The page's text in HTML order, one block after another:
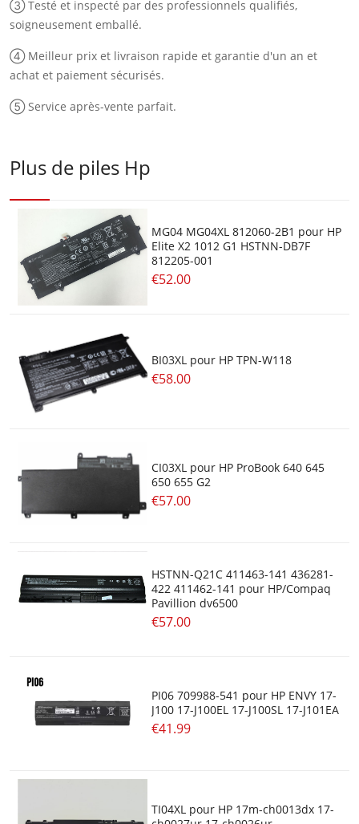
③ Testé et inspecté par des professionnels qualifiés,
soigneusement emballé.
④ Meilleur prix et livraison rapide et garantie d'un an et
achat et paiement sécurisés.
⑤ Service après-vente parfait.
Plus de piles Hp
MG04 MG04XL 812060-2B1 pour HP
Elite X2 1012 G1 HSTNN-DB7F
812205-001
€52.00
BI03XL pour HP TPN-W118
€58.00
CI03XL pour HP ProBook 640 645
650 655 G2
€57.00
HSTNN-Q21C 411463-141 436281-
422 411462-141 pour HP/Compaq
Pavillion dv6500
€57.00
PI06 709988-541 pour HP ENVY 17-
J100 17-J100EL 17-J100SL 17-J101EA
€41.99
TI04XL pour HP 17m-ch0013dx 17-